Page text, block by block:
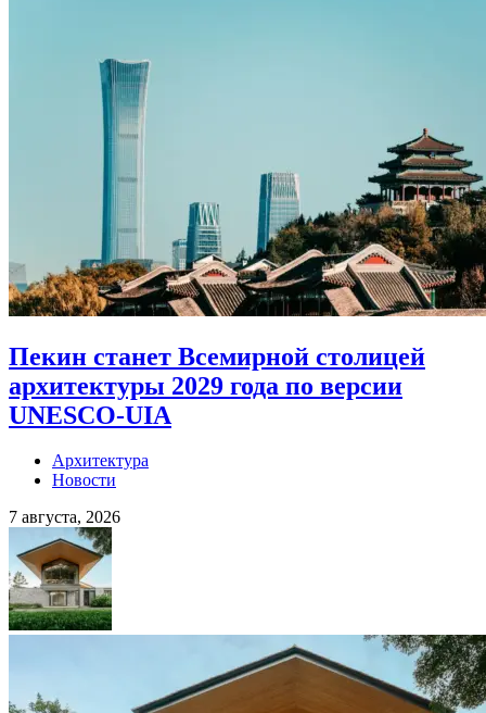
Пекин станет Всемирной столицей
архитектуры 2029 года по версии
UNESCO-UIA
Архитектура
Новости
7 августа, 2026